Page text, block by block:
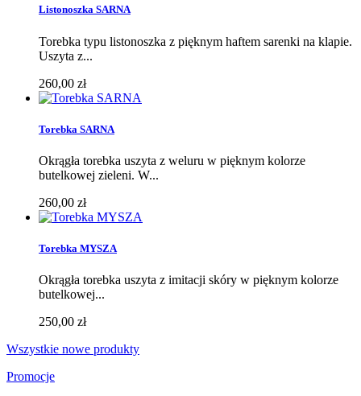
Listonoszka SARNA
Torebka typu listonoszka z pięknym haftem sarenki na klapie.
Uszyta z...
260,00 zł
Torebka SARNA
Okrągła torebka uszyta z weluru w pięknym kolorze
butelkowej zieleni. W...
260,00 zł
Torebka MYSZA
Okrągła torebka uszyta z imitacji skóry w pięknym kolorze
butelkowej...
250,00 zł
Wszystkie nowe produkty
Promocje